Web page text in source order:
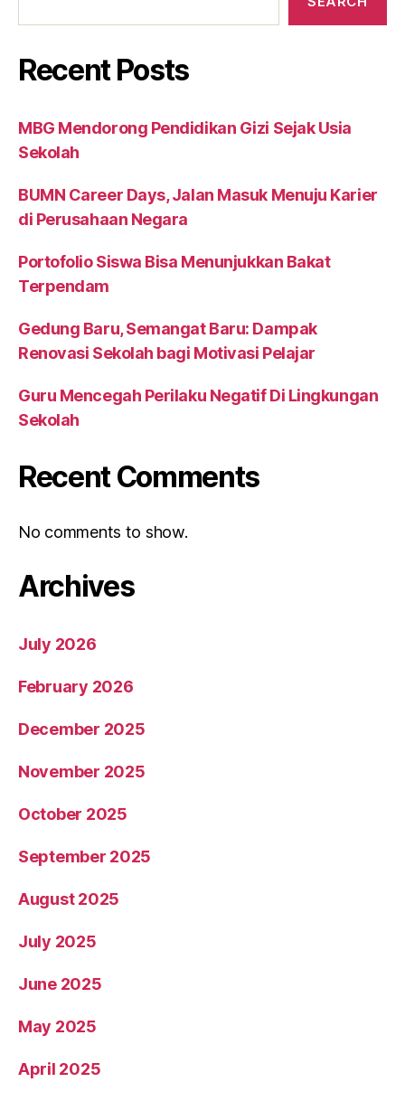
Recent Posts
MBG Mendorong Pendidikan Gizi Sejak Usia
Sekolah
BUMN Career Days, Jalan Masuk Menuju Karier
di Perusahaan Negara
Portofolio Siswa Bisa Menunjukkan Bakat
Terpendam
Gedung Baru, Semangat Baru: Dampak
Renovasi Sekolah bagi Motivasi Pelajar
Guru Mencegah Perilaku Negatif Di Lingkungan
Sekolah
Recent Comments
No comments to show.
Archives
July 2026
February 2026
December 2025
November 2025
October 2025
September 2025
August 2025
July 2025
June 2025
May 2025
April 2025